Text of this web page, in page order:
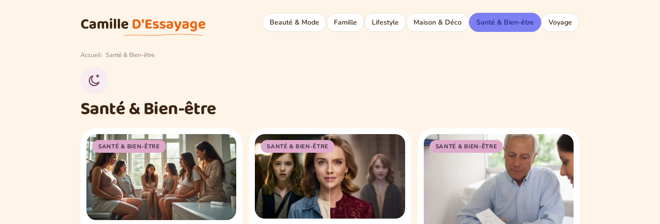
CamilleD'Essayage Beauté & Mode Famille Lifestyle Maison & Déco Santé & Bien-être Voyage
Accueil Santé & Bien-être
Santé & Bien-être
SANTÉ & BIEN-ÊTRE SANTÉ & BIEN-ÊTRE SANTÉ & BIEN-ÊTRE